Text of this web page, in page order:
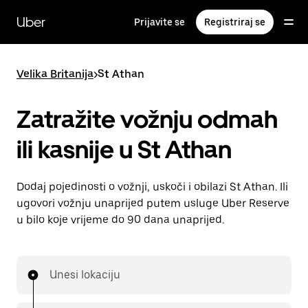
glavni
sadržaj
Uber Prijavite se Registriraj se
Velika Britanija>St Athan
Zatražite vožnju odmah
ili kasnije u St Athan
Dodaj pojedinosti o vožnji, uskoči i obilazi St Athan. Ili
ugovori vožnju unaprijed putem usluge Uber Reserve
u bilo koje vrijeme do 90 dana unaprijed.
Unesi lokaciju